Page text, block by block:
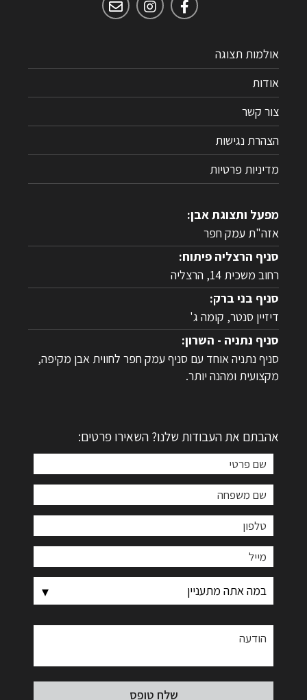
אולמות תצוגה
אודות
צור קשר
הצהרת נגישות
מדיניות פרטיות
מפעל ותצוגת אבן:
אזה"ת עמק חפר
סניף הרצליה פיתוח:
רחוב משכית 14, הרצליה
סניף בני ברק:
דיזיין סנטר, קומה ג'
סניף נתניה - השרון:
סניף נתניה אוחד עם סניף עמק חפר לחווית אבן מקיפה,
מקצועית ומהנה יותר.
אהבתם את העבודות שלנו? השאירו פרטים: